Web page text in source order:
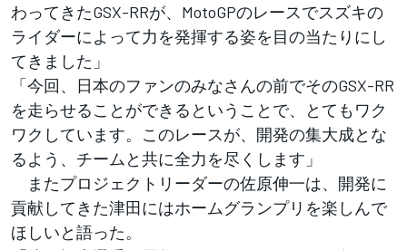
わってきたGSX-RRが、MotoGPのレースでスズキの
ライダーによって力を発揮する姿を目の当たりにし
てきました」
「今回、日本のファンのみなさんの前でそのGSX-RR
を走らせることができるということで、とてもワク
ワクしています。このレースが、開発の集大成とな
るよう、チームと共に全力を尽くします」
またプロジェクトリーダーの佐原伸一は、開発に
貢献してきた津田にはホームグランプリを楽しんで
ほしいと語った。